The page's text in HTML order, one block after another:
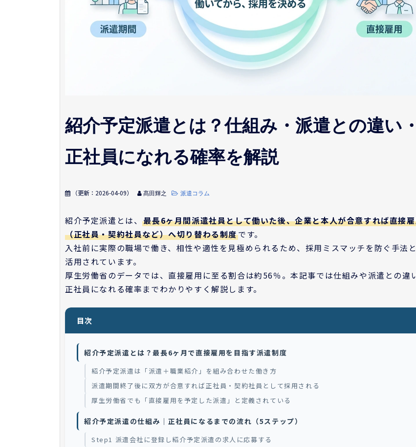
紹介予定派遣とは？仕組み・派遣との違い・
正社員になれる確率を解説
（更新： 2026-04-09） 髙田輝之 派遣コラム
紹介予定派遣とは、最長6ヶ月間派遣社員として働いた後、企業と本人が合意すれば直接
（正社員・契約社員など）へ切り替わる制度です。
入社前に実際の職場で働き、相性や適性を見極められるため、採用ミスマッチを防ぐ手法
活用されています。
厚生労働省のデータでは、直接雇用に至る割合は約56％。本記事では仕組みや派遣との違い
正社員になれる確率までわかりやすく解説します。
目次
紹介予定派遣とは？最長6ヶ月で直接雇用を目指す派遣制度
紹介予定派遣は「派遣＋職業紹介」を組み合わせた働き方
派遣期間終了後に双方が合意すれば正社員・契約社員として採用される
厚生労働省でも「直接雇用を予定した派遣」と定義されている
紹介予定派遣の仕組み｜正社員になるまでの流れ（5ステップ）
Step1 派遣会社に登録し紹介予定派遣の求人に応募する